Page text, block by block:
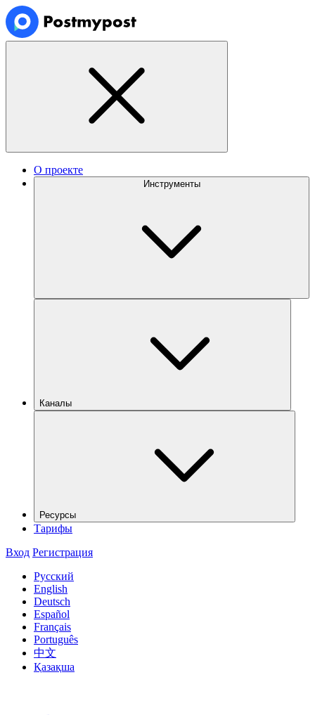
О проекте
Инструменты
Каналы
Ресурсы
Тарифы
Вход Регистрация
Русский
English
Deutsch
Español
Français
Português
中文
Қазақша